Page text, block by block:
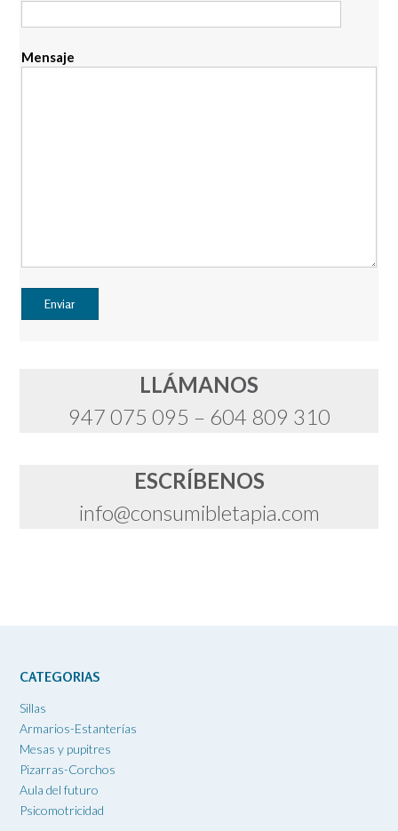
Mensaje
LLÁMANOS
947 075 095 – 604 809 310
ESCRÍBENOS
info@consumibletapia.com
CATEGORIAS
Sillas
Armarios-Estanterías
Mesas y pupitres
Pizarras-Corchos
Aula del futuro
Psicomotricidad